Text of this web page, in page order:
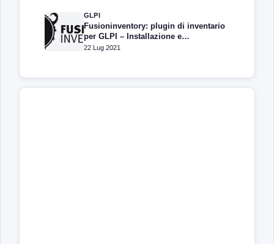
GLPI
Fusioninventory: plugin di inventario
per GLPI – Installazione e
configurazione
22 Lug 2021